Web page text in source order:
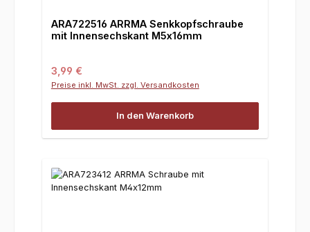
ARA722516 ARRMA Senkkopfschraube
mit Innensechskant M5x16mm
Regulärer Preis:
3,99 €
Preise inkl. MwSt. zzgl. Versandkosten
In den Warenkorb